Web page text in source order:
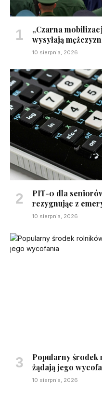
„Czarna
wysyłają
10 sierpnia, 2026
PIT-0 dla
rezygnując z
10 sierpnia, 2026
Popularny środek
żądają jego
10 sierpnia, 2026